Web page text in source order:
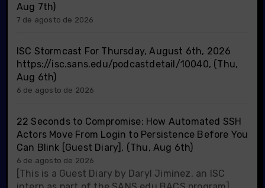
Aug 7th)
7 de agosto de 2026
ISC Stormcast For Thursday, August 6th, 2026
https://isc.sans.edu/podcastdetail/10040, (Thu,
Aug 6th)
6 de agosto de 2026
22 Seconds to Compromise: How Automated SSH
Actors Move From Login to Persistence Before You
Can Blink [Guest Diary], (Thu, Aug 6th)
6 de agosto de 2026
[This is a Guest Diary by Daryl Jiminez, an ISC